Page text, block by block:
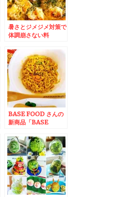
暑さとジメジメ対策で
体調崩さない料
たくなる夏グラタン(*
´艸`*)
BASE FOOD さんの
新商品「BASE
まぜそば」 食べてみ
た～～～♪低カロリー
でヘルシーで何よりラ
ク(*´艸`*)